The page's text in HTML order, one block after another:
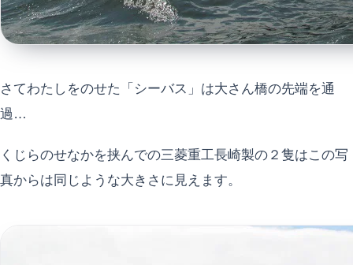
さてわたしをのせた「シーバス」は大さん橋の先端を通
過…
くじらのせなかを挟んでの三菱重工長崎製の２隻はこの写
真からは同じような大きさに見えます。